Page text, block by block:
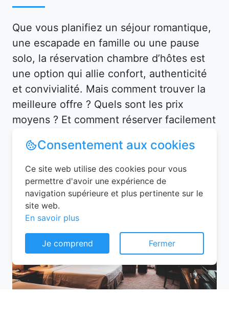
Que vous planifiez un séjour romantique,
une escapade en famille ou une pause
solo, la réservation chambre d’hôtes est
une option qui allie confort, authenticité
et convivialité. Mais comment trouver la
meilleure offre ? Quels sont les prix
moyens ? Et comment réserver facilement
étapes clés pour organiser votre séjour en
toute sérénité.
Consentement aux cookies
Ce site web utilise des cookies pour vous
permettre d'avoir une expérience de
navigation supérieure et plus pertinente sur le
site web.
En savoir plus
Je comprend Fermer